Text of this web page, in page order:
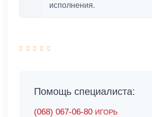
исполнения.
Помощь специалиста:
(068) 067-06-80 ИГОРЬ